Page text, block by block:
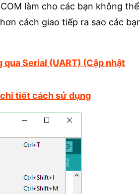
làm cho các bạn không thể
cách giao tiếp ra sao các
Serial (UART) (Cập nhật
tiết cách sử dụng